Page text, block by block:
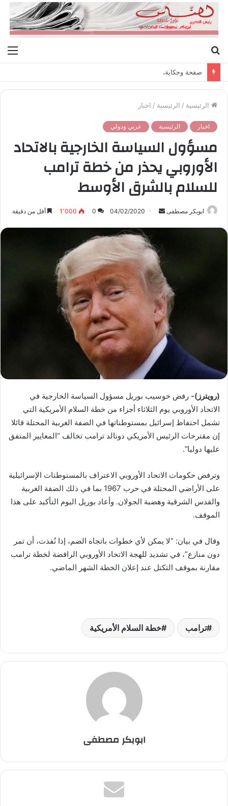
عن
صفحة وحكاية،
الرئيسية / الرئيسية / اخبار
اخبار الرئيسية عربي ودولي
مسؤول السياسة الخارجية بالاتحاد
الأوروبي يحذر من خطة ترامب
للسلام بالشرق الأوسط
ابوبكر مصطفى
ل
ب
ر
ي
د
ا
إ
ل
ك
ت
ن
ا
04/02/2020
0 1٬000 أقل من دقيقة
(رويترز)- رفض خوسيب بوريل مسؤول السياسة الخارجية في
الاتحاد الأوروبي يوم الثلاثاء أجزاء من خطة السلام الأمريكية التي
تشمل احتفاظ إسرائيل بمستوطناتها في الضفة الغربية المحتلة قائلا
إن مقترحات الرئيس الأمريكي دونالد ترامب تخالف “المعايير المتفق
عليها دوليا”.
وترفض حكومات الاتحاد الأوروبي الاعتراف بالمستوطنات الإسرائيلية
على الأراضي المحتلة في حرب 1967 بما في ذلك الضفة الغربية
والقدس الشرقية وهضبة الجولان. وأعاد بوريل اليوم التأكيد على هذا
الموقف.
وقال في بيان: “لا يمكن لأي خطوات باتجاه الضم، إذا نُفذت، أن تمر
دون منازع”، في تشديد للهجة الاتحاد الأوروبي الرافضة لخطة ترامب
مقارنة بموقف التكتل عند إعلان الخطة الشهر الماضي.
ترامب خطة السلام الأمريكية
ابوبكر مصطفى